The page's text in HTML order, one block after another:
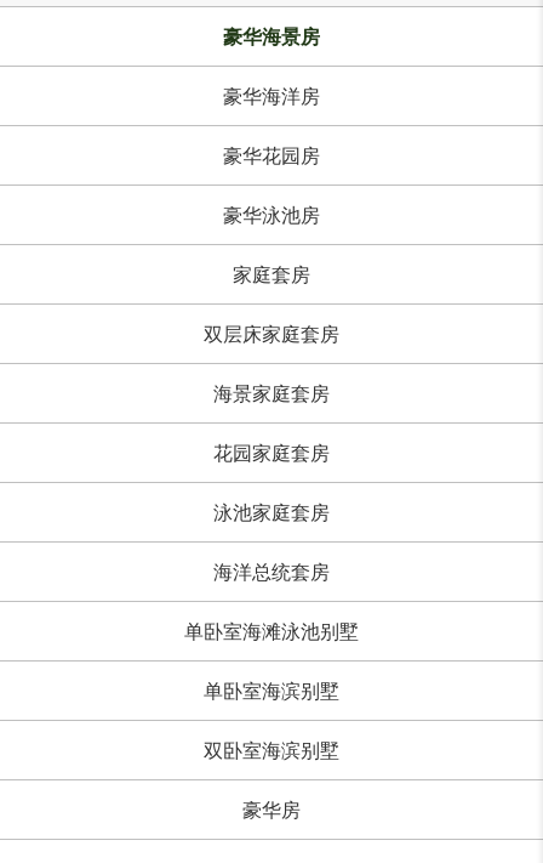
豪华海景房
豪华海洋房
豪华花园房
豪华泳池房
家庭套房
双层床家庭套房
海景家庭套房
花园家庭套房
泳池家庭套房
海洋总统套房
单卧室海滩泳池别墅
单卧室海滨别墅
双卧室海滨别墅
豪华房